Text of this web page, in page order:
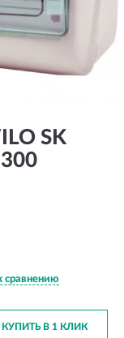
SK
сравнению
КУПИТЬ В 1 КЛИК